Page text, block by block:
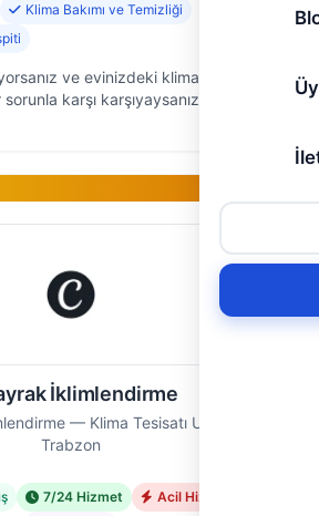
Klima Bakımı ve Temizliği
ve evinizdeki klima veya
karşı karşıyaysanız,
İklimlendirme
— Klima Tesisatı Ustası,
Trabzon
7/24 Hizmet
Acil Hizmet